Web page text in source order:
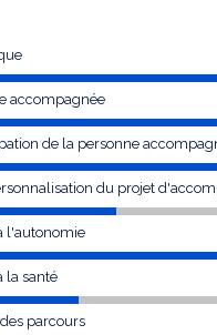
accompagnée
de la personne
du projet
l'autonomie
la santé
parcours